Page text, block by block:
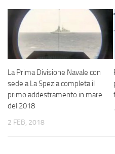
La Prima Divisione Navale con
sede a La Spezia completa il
primo addestramento in mare
del 2018
2 FEB, 2018